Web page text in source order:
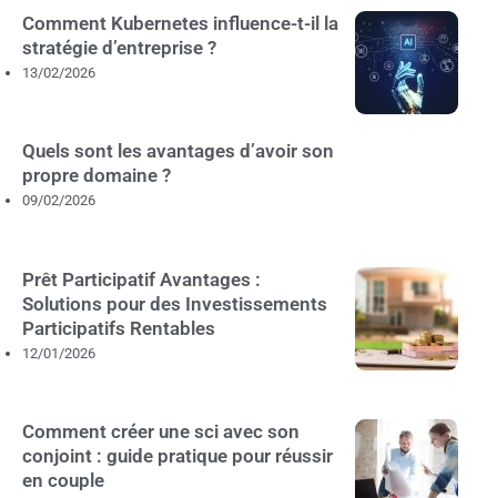
Comment Kubernetes influence-t-il la
stratégie d’entreprise ?
13/02/2026
Quels sont les avantages d’avoir son
propre domaine ?
09/02/2026
Prêt Participatif Avantages :
Solutions pour des Investissements
Participatifs Rentables
12/01/2026
Comment créer une sci avec son
conjoint : guide pratique pour réussir
en couple